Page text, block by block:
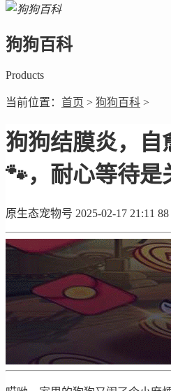
狗狗百科
Products
当前位置： 首页 > 狗狗百科 >
狗狗结膜炎，自
🐾，耐心等待是
原生态宠物号 2025-02-17 21:11 88